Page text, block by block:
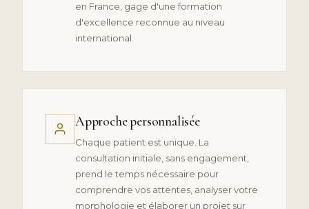
en France, gage d'une formation
d'excellence reconnue au niveau
international.
Approche personnalisée
Chaque patient est unique. La
consultation initiale, sans engagement,
prend le temps nécessaire pour
comprendre vos attentes, analyser votre
morphologie et élaborer un projet sur